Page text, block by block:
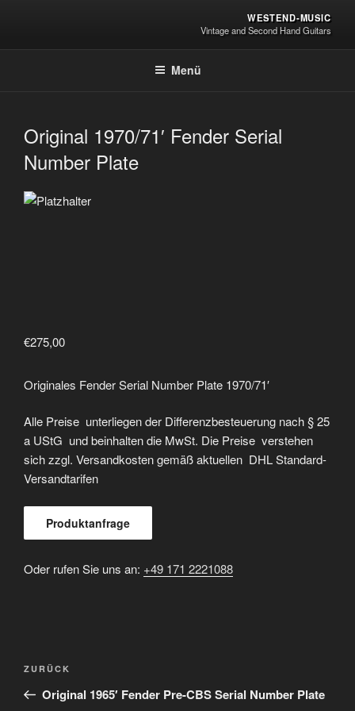
springen
WESTEND-MUSIC
Vintage and Second Hand Guitars
Menü
Original 1970/71′ Fender Serial
Number Plate
€275,00
Originales Fender Serial Number Plate 1970/71′
Alle Preise unterliegen der Differenzbesteuerung nach § 25
a UStG und beinhalten die MwSt. Die Preise verstehen
sich zzgl. Versandkosten gemäß aktuellen DHL Standard-
Versandtarifen
Produktanfrage
Oder rufen Sie uns an: +49 171 2221088
Beitragsnavigation
Vorheriger
Beitrag
ZURÜCK
Original 1965′ Fender Pre-CBS Serial Number Plate